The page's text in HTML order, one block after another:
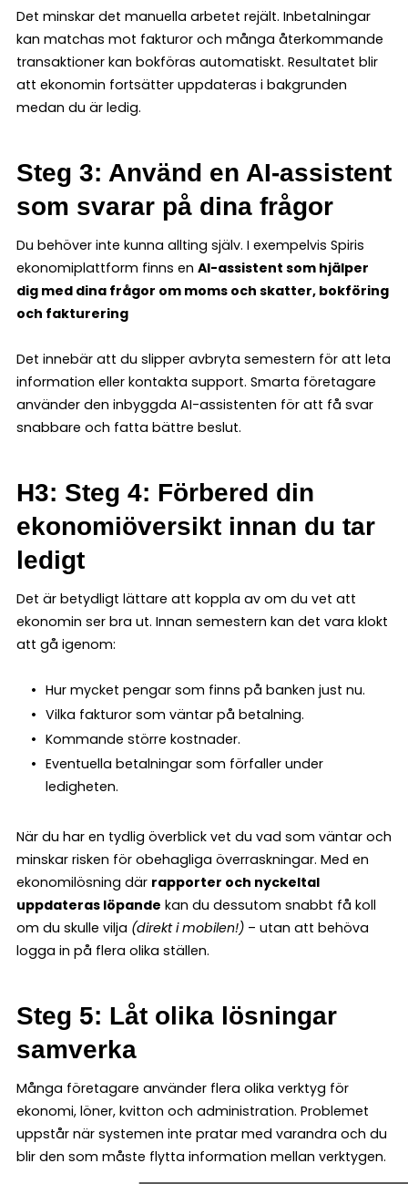
Det minskar det manuella arbetet rejält. Inbetalningar
kan matchas mot fakturor och många återkommande
transaktioner kan bokföras automatiskt. Resultatet blir
att ekonomin fortsätter uppdateras i bakgrunden
medan du är ledig.
Steg 3: Använd en AI-assistent
som svarar på dina frågor
Du behöver inte kunna allting själv. I exempelvis Spiris
ekonomiplattform finns en AI-assistent som hjälper
dig med dina frågor om moms och skatter, bokföring
och fakturering
Det innebär att du slipper avbryta semestern för att leta
information eller kontakta support. Smarta företagare
använder den inbyggda AI-assistenten för att få svar
snabbare och fatta bättre beslut.
H3: Steg 4: Förbered din
ekonomiöversikt innan du tar
ledigt
Det är betydligt lättare att koppla av om du vet att
ekonomin ser bra ut. Innan semestern kan det vara klokt
att gå igenom:
Hur mycket pengar som finns på banken just nu.
Vilka fakturor som väntar på betalning.
Kommande större kostnader.
Eventuella betalningar som förfaller under
ledigheten.
När du har en tydlig överblick vet du vad som väntar och
minskar risken för obehagliga överraskningar. Med en
ekonomilösning där rapporter och nyckeltal
uppdateras löpande kan du dessutom snabbt få koll
om du skulle vilja (direkt i mobilen!) – utan att behöva
logga in på flera olika ställen.
Steg 5: Låt olika lösningar
samverka
Många företagare använder flera olika verktyg för
ekonomi, löner, kvitton och administration. Problemet
uppstår när systemen inte pratar med varandra och du
blir den som måste flytta information mellan verktygen.